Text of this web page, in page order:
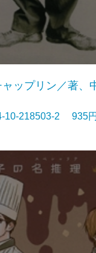
ップリン／著、
10-218503-2 935